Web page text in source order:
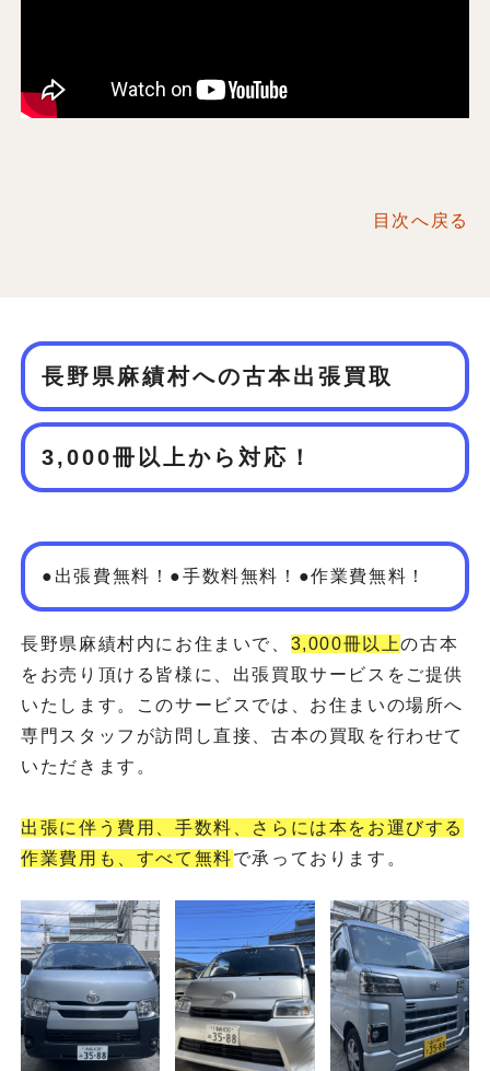
目次へ戻る
長野県麻績村への古本出張買取
3,000冊以上から対応！
●出張費無料！●手数料無料！●作業費無料！
長野県麻績村内にお住まいで、 3,000冊以上の古本
をお売り頂ける皆様に、出張買取サービスをご提供
いたします。このサービスでは、お住まいの場所へ
専門スタッフが訪問し直接、古本の買取を行わせて
いただきます。
出張に伴う費用、手数料、さらには本をお運びする
作業費用も、すべて無料で承っております。